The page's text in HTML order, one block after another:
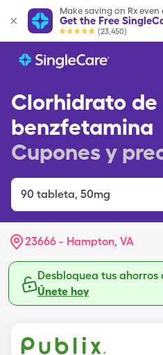
Make saving on Rx even
Get the Free
(23,450)
Clorhidrato de
benzfetamina
Cupones y
90 tableta, 50mg
23666 - Hampton, VA
Desbloquea tus ahorros
Únete hoy